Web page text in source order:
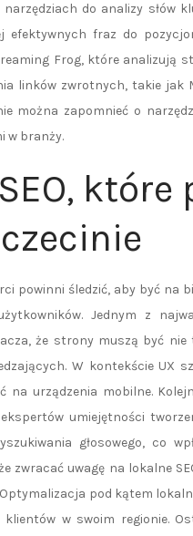
do analizy słów
fraz do
Frog, które analizują
linków zwrotnych, takie jak
można zapomnieć o
w branży.
które
powinni śledzić, aby być na
Jednym z
że strony muszą być
W kontekście UX
na urządzenia mobilne.
umiejętności
głosowego, co
uwagę na lokalne
pod kątem
w swoim regionie.